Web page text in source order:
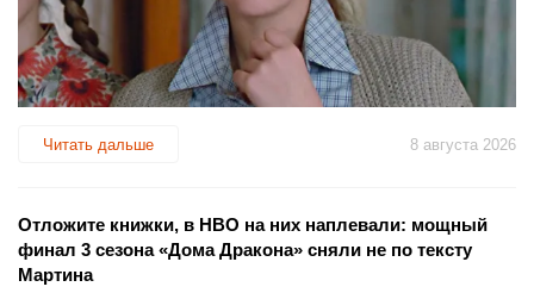
Читать дальше 8 августа 2026
Отложите книжки, в HBO на них наплевали: мощный
финал 3 сезона «Дома Дракона» сняли не по тексту
Мартина